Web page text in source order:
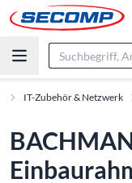
IT-Zubehör & Netzwerk